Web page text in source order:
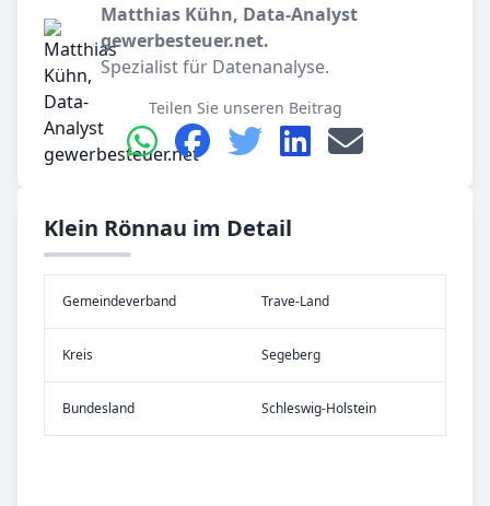
Matthias Kühn, Data-Analyst
gewerbesteuer.net.
Spezialist für Datenanalyse.
Teilen Sie unseren Beitrag
Klein Rönnau im Detail
Gemeinde­verband Trave-Land
Kreis Segeberg
Bundes­land Schleswig-Holstein